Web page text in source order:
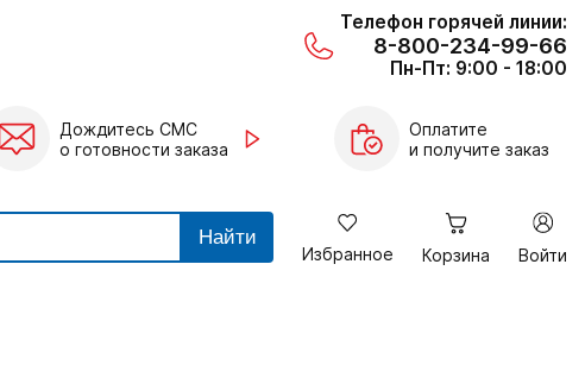
Телефон горячей линии:
8-800-234-99-66
Пн-Пт: 9:00 - 18:00
Дождитесь СМС
о готовности заказа
Оплатите
и получите заказ
Найти
Избранное Корзина Войти